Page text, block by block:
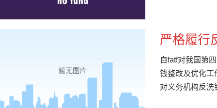
严格履行
自fatf对我国第
钱整改及优化工
对义务机构反洗